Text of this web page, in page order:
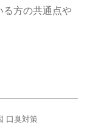
る方の共通点や